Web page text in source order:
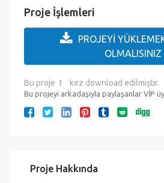
Son Kontrol :
03/08/2026
Proje İşlemleri
PROJEYİ
Bu projeyi arkadaşıyla paylaşanlar VİP